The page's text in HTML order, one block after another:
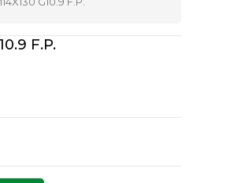
F.P.